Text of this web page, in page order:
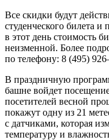
Все скидки будут
студенческого билета и
в этот день стоимость
неизменной. Более
по телефону: 8 (495)
В праздничную
башне войдет
посетителей весной
покажут одну из 21
с датчиками, которая
температуру и